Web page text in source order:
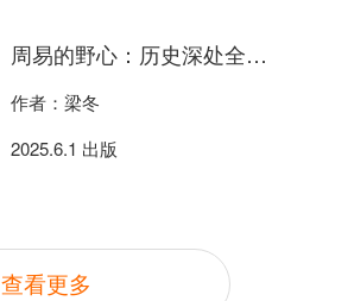
周易的野心：历史深处全是人性
作者：梁冬
2025.6.1 出版
查看更多